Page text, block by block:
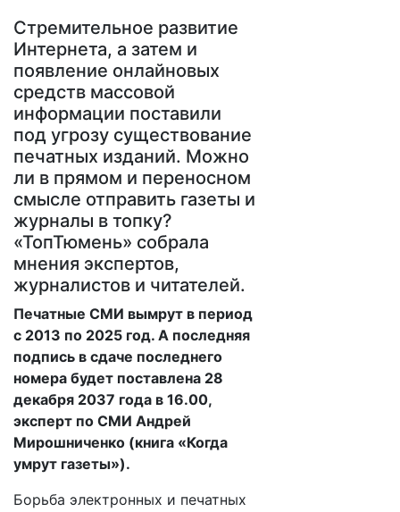
Стремительное развитие
Интернета, а затем и
появление онлайновых
средств массовой
информации поставили
под угрозу существование
печатных изданий. Можно
ли в прямом и переносном
смысле отправить газеты и
журналы в топку?
«ТопТюмень» собрала
мнения экспертов,
журналистов и читателей.
Печатные СМИ вымрут в период
с 2013 по 2025 год. А последняя
подпись в сдаче последнего
номера будет поставлена 28
декабря 2037 года в 16.00,
эксперт по СМИ Андрей
Мирошниченко (книга «Когда
умрут газеты»).
Борьба электронных и печатных